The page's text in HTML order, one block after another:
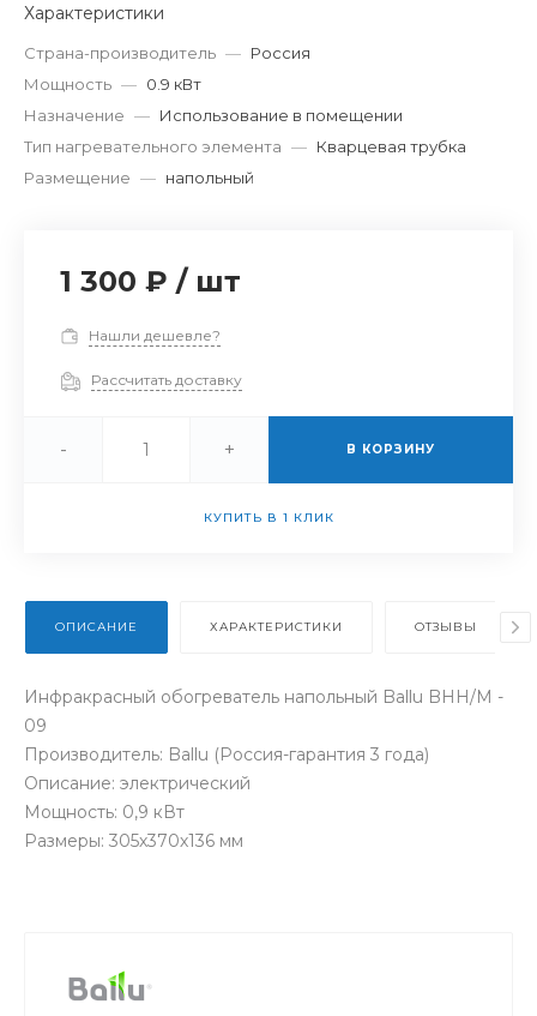
Характеристики
Страна-производитель — Россия
Мощность — 0.9 кВт
Назначение — Использование в помещении
Тип нагревательного элемента — Кварцевая трубка
Размещение — напольный
1 300 ₽ / шт
Нашли дешевле?
Рассчитать доставку
- + В КОРЗИНУ
КУПИТЬ В 1 КЛИК
ОПИСАНИЕ ХАРАКТЕРИСТИКИ ОТЗЫВЫ
Инфракрасный обогреватель напольный Ballu BHH/M -
09
Производитель: Ballu (Россия-гарантия 3 года)
Описание: электрический
Мощность: 0,9 кВт
Размеры: 305х370х136 мм